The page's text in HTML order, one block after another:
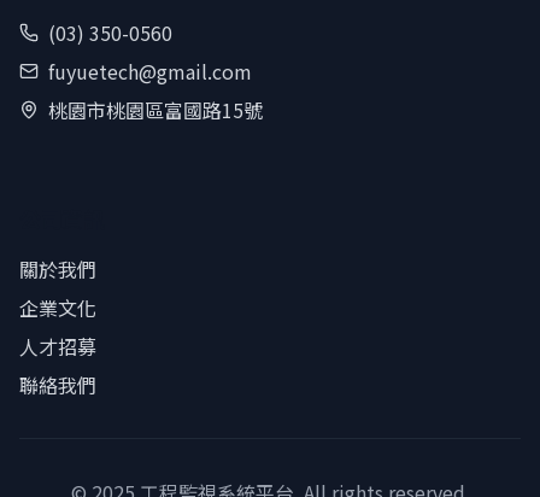
(03) 350-0560
fuyuetech@gmail.com
桃園市桃園區富國路15號
關於我們
企業文化
人才招募
聯絡我們